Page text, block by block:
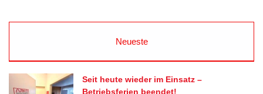
Neueste
Seit heute wieder im Einsatz –
Betriebsferien beendet!